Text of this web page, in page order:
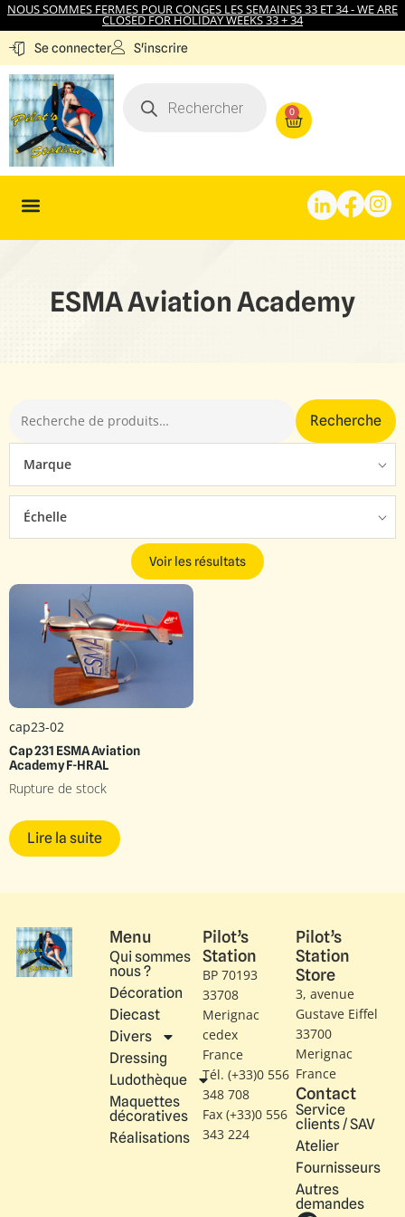
NOUS SOMMES FERMES POUR CONGES LES SEMAINES 33 ET 34 - WE ARE
CLOSED FOR HOLIDAY WEEKS 33 + 34
Se connecter S'inscrire
0
ESMA Aviation Academy
Recherche
Marque
Échelle
Voir les résultats
cap23-02
Cap 231 ESMA Aviation
Academy F-HRAL
Rupture de stock
Lire la suite
Menu
Qui sommes
nous ?
Décoration
Diecast
Divers
Dressing
Ludothèque
Maquettes
décoratives
Réalisations
Pilot’s
Station
BP 70193
33708
Merignac
cedex
France
Tél. (+33)0 556
348 708
Fax (+33)0 556
343 224
Pilot’s
Station
Store
3, avenue
Gustave Eiffel​
33700
Merignac
France
Contact
Service
clients / SAV
Atelier
Fournisseurs
Autres
demandes